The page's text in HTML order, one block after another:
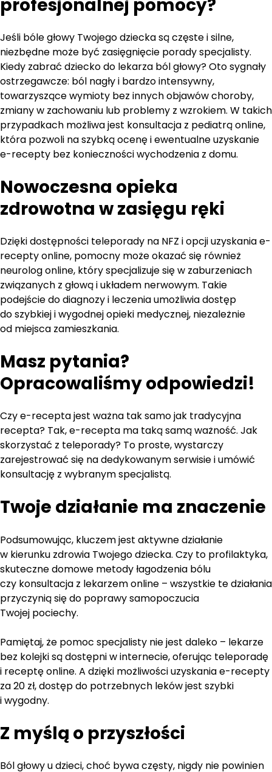
profesjonalnej pomocy?
Jeśli bóle głowy Twojego dziecka są częste i silne,
niezbędne może być zasięgnięcie porady specjalisty.
Kiedy zabrać dziecko do lekarza ból głowy? Oto sygnały
ostrzegawcze: ból nagły i bardzo intensywny,
towarzyszące wymioty bez innych objawów choroby,
zmiany w zachowaniu lub problemy z wzrokiem. W takich
przypadkach możliwa jest konsultacja z pediatrą online,
która pozwoli na szybką ocenę i ewentualne uzyskanie
e-recepty bez konieczności wychodzenia z domu.
Nowoczesna opieka
zdrowotna w zasięgu ręki
Dzięki dostępności teleporady na NFZ i opcji uzyskania e-
recepty online, pomocny może okazać się również
neurolog online, który specjalizuje się w zaburzeniach
związanych z głową i układem nerwowym. Takie
podejście do diagnozy i leczenia umożliwia dostęp
do szybkiej i wygodnej opieki medycznej, niezależnie
od miejsca zamieszkania.
Masz pytania?
Opracowaliśmy odpowiedzi!
Czy e-recepta jest ważna tak samo jak tradycyjna
recepta? Tak, e-recepta ma taką samą ważność. Jak
skorzystać z teleporady? To proste, wystarczy
zarejestrować się na dedykowanym serwisie i umówić
konsultację z wybranym specjalistą.
Twoje działanie ma znaczenie
Podsumowując, kluczem jest aktywne działanie
w kierunku zdrowia Twojego dziecka. Czy to profilaktyka,
skuteczne domowe metody łagodzenia bólu
czy konsultacja z lekarzem online – wszystkie te działania
przyczynią się do poprawy samopoczucia
Twojej pociechy.
Pamiętaj, że pomoc specjalisty nie jest daleko – lekarze
bez kolejki są dostępni w internecie, oferując teleporadę
i receptę online. A dzięki możliwości uzyskania e-recepty
za 20 zł, dostęp do potrzebnych leków jest szybki
i wygodny.
Z myślą o przyszłości
Ból głowy u dzieci, choć bywa częsty, nigdy nie powinien